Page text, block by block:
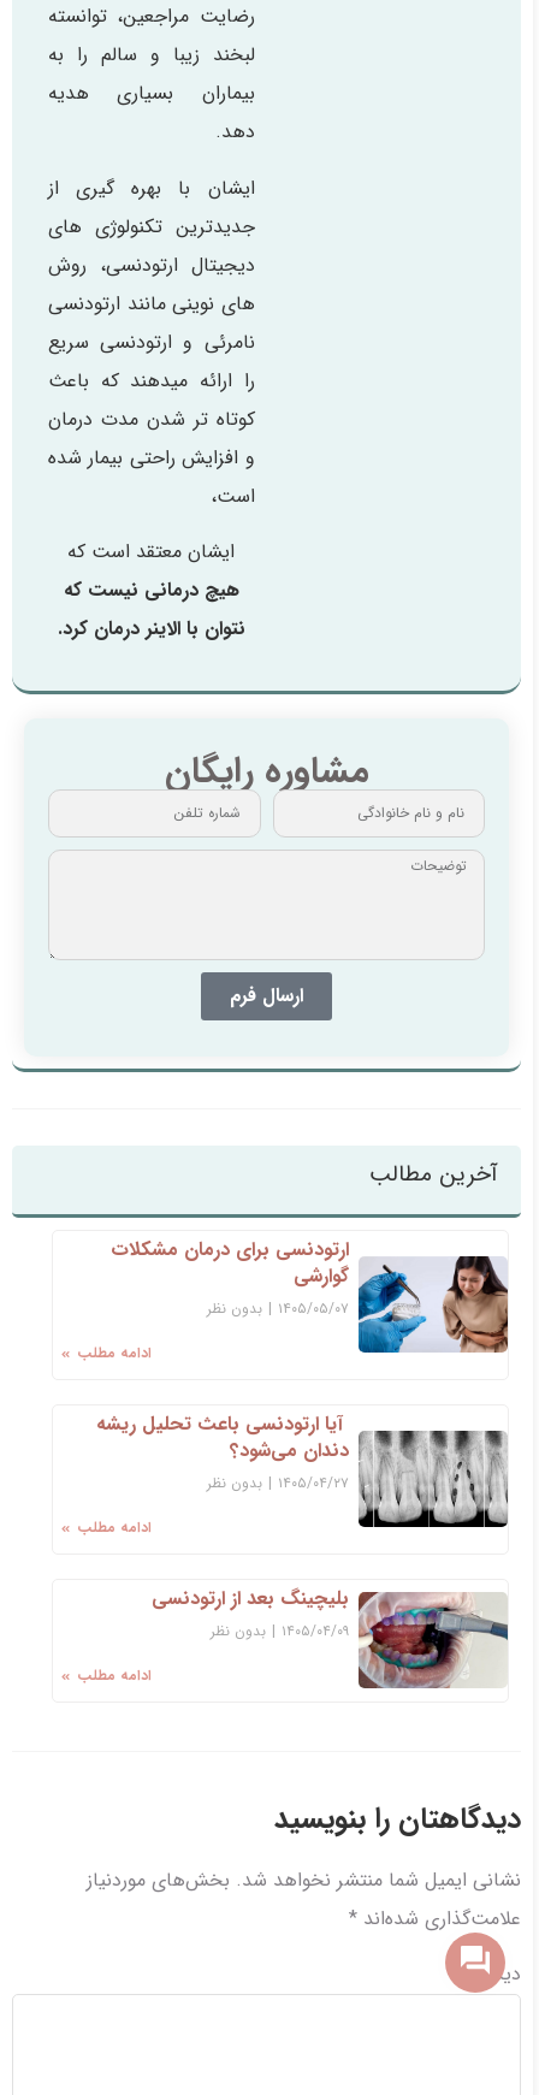
رضایت مراجعین، توانسته
لبخند زیبا و سالم را به
بیماران بسیاری هدیه
دهد.
ایشان با بهره گیری از
جدیدترین تکنولوژی های
دیجیتال ارتودنسی، روش
های نوینی مانند ارتودنسی
نامرئی و ارتودنسی سریع
را ارائه میدهند که باعث
کوتاه تر شدن مدت درمان
و افزایش راحتی بیمار شده
است،
ایشان معتقد است که
هیچ درمانی نیست که
نتوان با الاینر درمان کرد.
مشاوره رایگان
ارسال فرم
آخرین مطالب
ارتودنسی برای درمان مشکلات
گوارشی
۱۴۰۵/۰۵/۰۷ | بدون نظر
ادامه مطلب
آیا ارتودنسی باعث تحلیل ریشه
دندان می‌شود؟
۱۴۰۵/۰۴/۲۷ | بدون نظر
ادامه مطلب
بلیچینگ بعد از ارتودنسی
۱۴۰۵/۰۴/۰۹ | بدون نظر
ادامه مطلب
دیدگاهتان را بنویسید
نشانی ایمیل شما منتشر نخواهد شد. بخش‌های موردنیاز
علامت‌گذاری شده‌اند *
دیدگاه*